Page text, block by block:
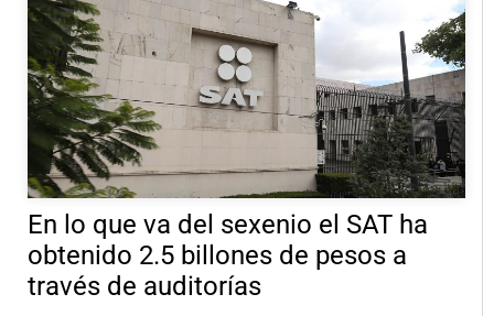
En lo que va del sexenio el SAT ha
obtenido 2.5 billones de pesos a
través de auditorías